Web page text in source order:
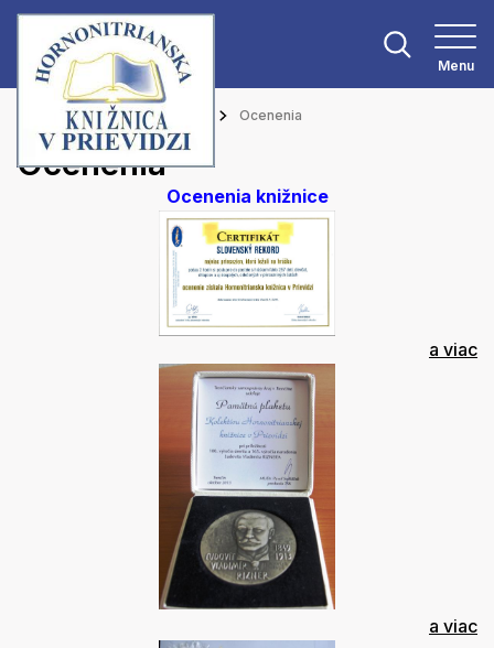
Menu
Hlavná stránka O knižnici Ocenenia
Ocenenia
Ocenenia knižnice
a viac
a viac